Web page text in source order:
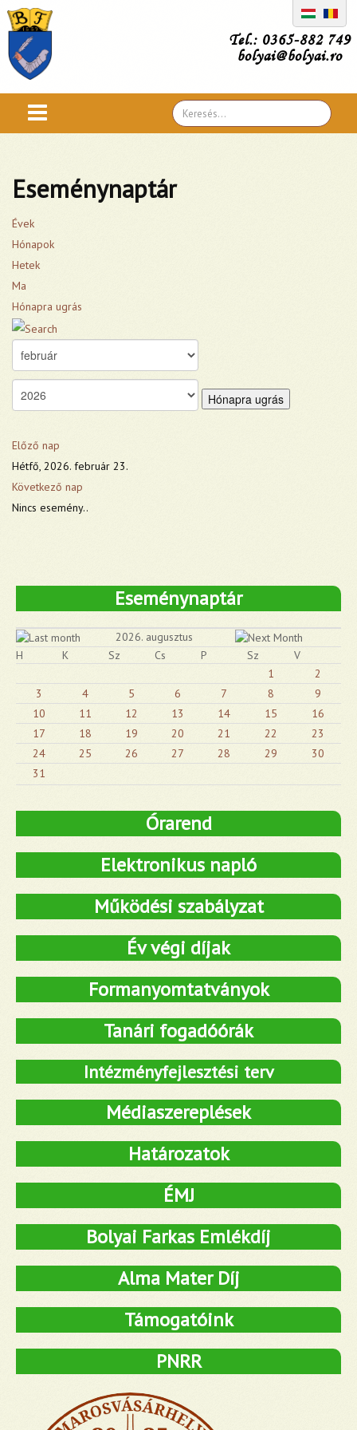
Tel.: 0365-882 749
bolyai@bolyai.ro
Search
...
Eseménynaptár
Évek
Hónapok
Hetek
Ma
Hónapra ugrás
Hónapra ugrás
Előző nap
Hétfő, 2026. február 23.
Következő nap
Nincs esemény..
Eseménynaptár
2026. augusztus
H
K Sz Cs P Sz
V
1
2
3
4 5 6 7 8
9
10
11 12 13 14 15
16
17
18 19 20 21 22
23
24
25 26 27 28 29
30
31
Órarend
Elektronikus napló
Működési szabályzat
Év végi díjak
Formanyomtatványok
Tanári fogadóórák
Intézményfejlesztési terv
Médiaszereplések
Határozatok
ÉMJ
Bolyai Farkas Emlékdíj
Alma Mater Díj
Támogatóink
PNRR